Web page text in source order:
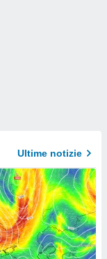
Ultime notizie